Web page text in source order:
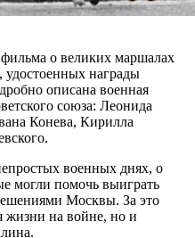
о великих маршалах
награды
описана военная
союза: Леонида
Конева, Кирилла
военных днях, о
могли помочь выиграть
Москвы. За это
жизни на войне, но и